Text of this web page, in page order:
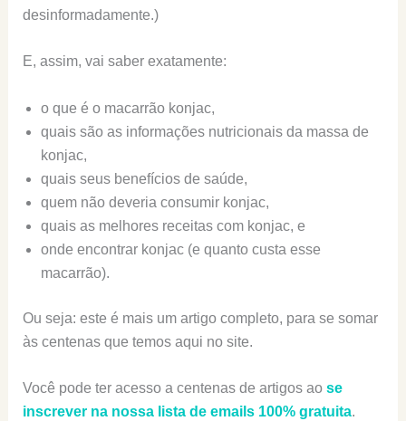
desinformadamente.)
E, assim, vai saber exatamente:
o que é o macarrão konjac,
quais são as informações nutricionais da massa de
konjac,
quais seus benefícios de saúde,
quem não deveria consumir konjac,
quais as melhores receitas com konjac, e
onde encontrar konjac (e quanto custa esse
macarrão).
Ou seja: este é mais um artigo completo, para se somar
às centenas que temos aqui no site.
Você pode ter acesso a centenas de artigos ao se
inscrever na nossa lista de emails 100% gratuita.